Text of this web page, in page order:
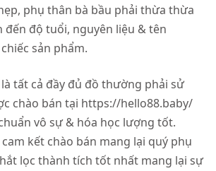
phụ thân bà bầu phải thừa thừa
đến độ tuổi, nguyên liệu & tên
sản phẩm.
tất cả đầy đủ đồ thường phải sử
chào bán tại https://hello88.baby/
vô sự & hóa học lượng tốt.
kết chào bán mang lại quý phụ
lọc thành tích tốt nhất mang lại sự